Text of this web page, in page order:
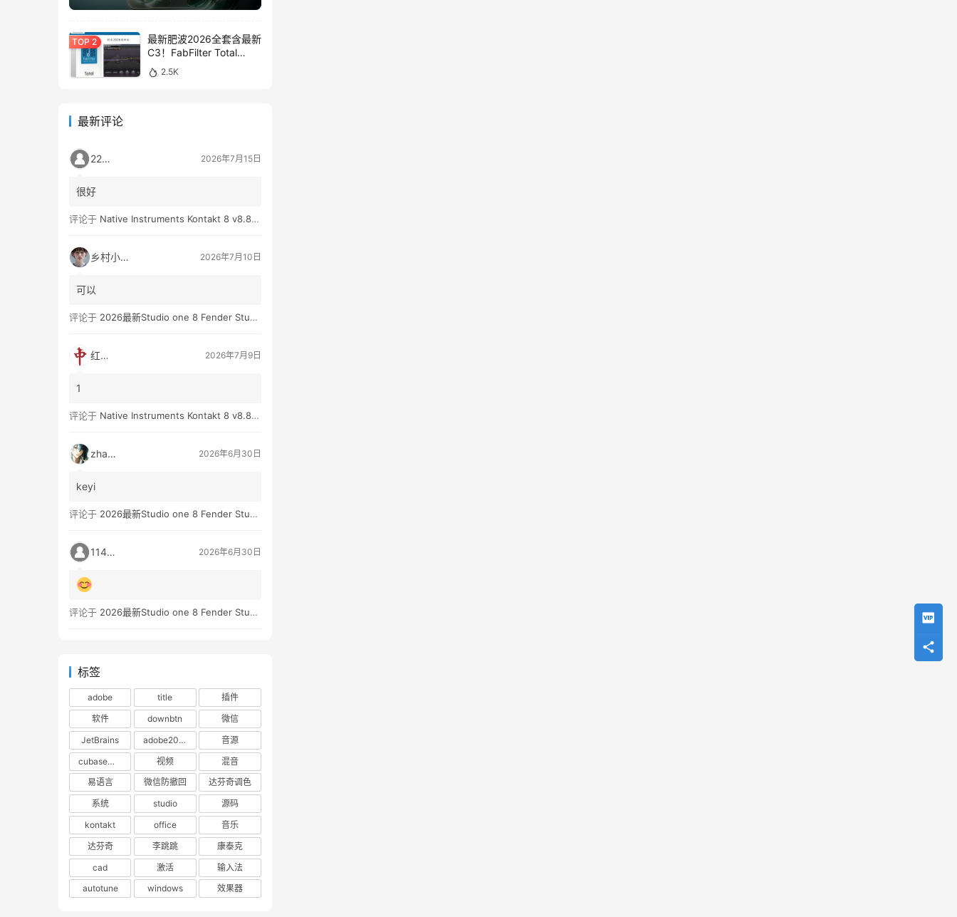
最新肥波2026全套含最新
C3！FabFilter Total
Bundle v2026.01.13
WIN&MAC
2.5K
最新评论
2259 2026年7月15日
很好
评论于 Native Instruments Kontakt 8 v8.8.0 WIN
乡村小孩👦 2026年7月10日
可以
评论于 2026最新Studio one 8 Fender Studio Pro 8 v8.0.0 WIN版 带扩展（附带安装教程）
红中 2026年7月9日
1
评论于 Native Instruments Kontakt 8 v8.8.0 WIN
zhan3 2026年6月30日
keyi
评论于 2026最新Studio one 8 Fender Studio Pro 8 v8.0.0 WIN版 带扩展（附带安装教程）
11431 2026年6月30日
评论于 2026最新Studio one 8 Fender Studio Pro 8 v8.0.0 WIN版 带扩展（附带安装教程）
标签
adobe title
插件
软件
downbtn
微信
JetBrains
adobe2023
音源
cubase下载
视频
混音
易语言
微信防撤回
达芬奇调色
系统
studio
源码
kontakt
office
音乐
达芬奇
李跳跳
康泰克
cad
激活
输入法
autotune
windows 效果器